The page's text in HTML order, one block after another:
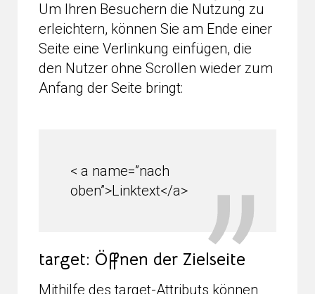
Um Ihren Besuchern die Nutzung zu
erleichtern, können Sie am Ende einer
Seite eine Verlinkung einfügen, die
den Nutzer ohne Scrollen wieder zum
Anfang der Seite bringt:
< a name=”nach
oben”>Linktext</a>
target: Öffnen der Zielseite
Mithilfe des target-Attributs können